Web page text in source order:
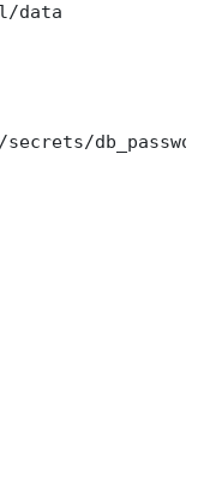
data
secrets/